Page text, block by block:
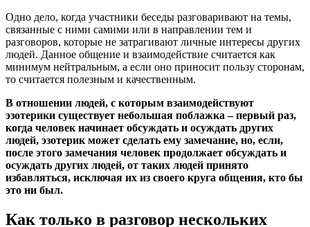
Одно дело, когда участники беседы разговаривают на темы,
связанные с ними самими или в направлении тем и
разговоров, которые не затрагивают личные интересы других
людей. Данное общение и взаимодействие считается как
минимум нейтральным, а если оно приносит пользу сторонам,
то считается полезным и качественным.
В отношении людей, с которым взаимодействуют
эзотерики существует небольшая поблажка – первый раз,
когда человек начинает обсуждать и осуждать других
людей, эзотерик может сделать ему замечание, но, если,
после этого замечания человек продолжает обсуждать и
осуждать других людей, от таких людей принято
избавляться, исключая их из своего круга общения, кто бы
это ни был.
Как только в разговор нескольких